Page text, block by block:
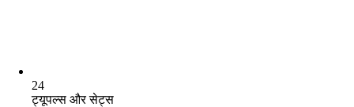
24
ट्यूपल्स और सेट्स